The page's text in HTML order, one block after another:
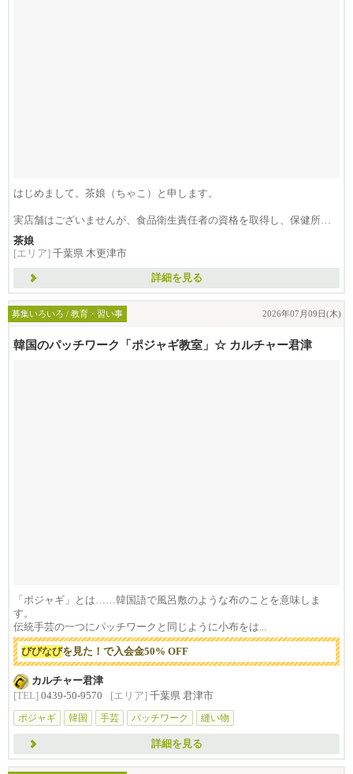
はじめまして。茶娘（ちゃこ）と申します。
実店舗はございませんが、食品衛生責任者の資格を取得し、保健所へ
の...
茶娘
[エリア] 千葉県 木更津市
詳細を見る
募集いろいろ / 教育・習い事 2026年07月09日(木)
韓国のパッチワーク「ポジャギ教室」☆ カルチャー君津
「ポジャギ」とは……韓国語で風呂敷のような布のことを意味しま
す。
伝統手芸の一つにパッチワークと同じように小布をは...
びびなびを見た！で入会金50% OFF
カルチャー君津
[TEL] 0439-50-9570 [エリア] 千葉県 君津市
ポジャギ
韓国 手芸 パッチワーク 縫い物
詳細を見る